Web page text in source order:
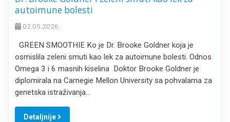
autoimune bolesti
02.05.2026.
GREEN SMOOTHIE Ko je Dr. Brooke Goldner koja je
osmislila zeleni smuti kao lek za autoimune bolesti. Odnos
Omega 3 i 6 masnih kiselina Doktor Brooke Goldner je
diplomirala na Carnegie Mellon University sa pohvalama za
genetska istraživanja…
Detaljnije